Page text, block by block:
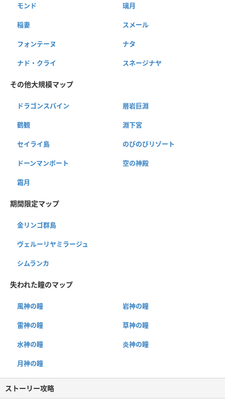
モンド 璃月
稲妻 スメール
フォンテーヌ ナタ
ナド・クライ スネージナヤ
その他大規模マップ
ドラゴンスパイン 層岩巨淵
鶴観 淵下宮
セイライ島 のびのびリゾート
ドーンマンポート 空の神殿
霜月
期間限定マップ
金リンゴ群島
ヴェルーリヤミラージュ
シムランカ
失われた瞳のマップ
風神の瞳 岩神の瞳
雷神の瞳 草神の瞳
水神の瞳 炎神の瞳
月神の瞳
ストーリー攻略